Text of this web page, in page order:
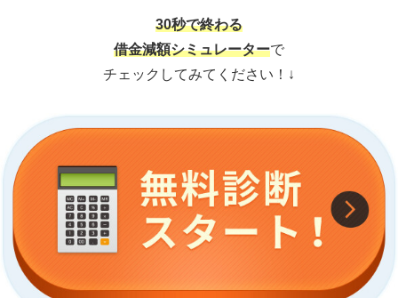
30秒で終わる
借金減額シミュレーターで
チェックしてみてください！↓